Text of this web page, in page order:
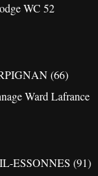
WC 52
(66)
Ward Lafrance
ESSONNES (91)